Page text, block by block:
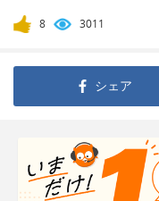
8 3011
シェア